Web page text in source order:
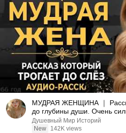
МУДРАЯ ЖЕНЩИНА ｜
до глубины души. Очень
Аудио рассказ.
Душевный Мир Историй
New
142K views